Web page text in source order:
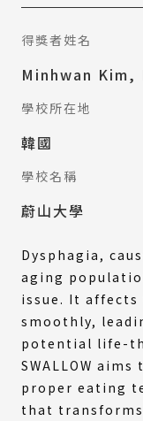
得獎者姓名
Minhwan Kim,
學校所在地
韓國
學校名稱
蔚山大學
Dysphagia,
aging
issue. It
smoothly,
potential life-
SWALLOW
proper eating
that